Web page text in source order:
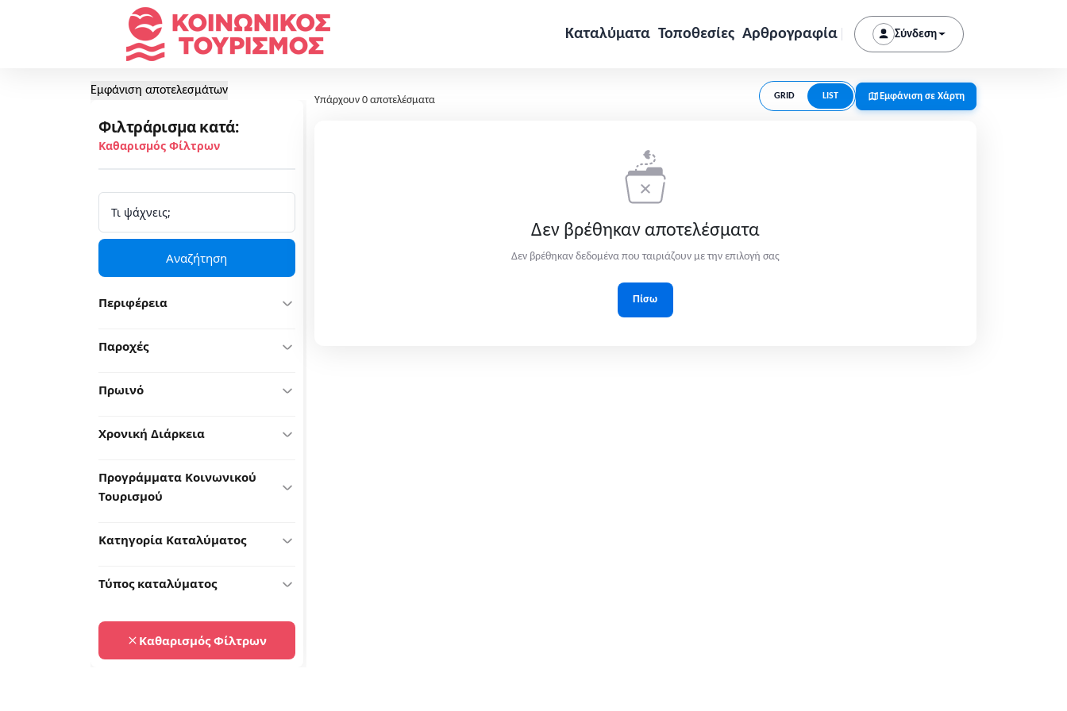
Καταλύματα Τοποθεσίες Αρθρογραφία Σύνδεση
Εμφάνιση αποτελεσμάτων
Φιλτράρισμα κατά:
Καθαρισμός Φίλτρων
Αναζήτηση
Περιφέρεια
Παροχές
Πρωινό
Χρονική Διάρκεια
Προγράμματα Κοινωνικού
Τουρισμού
Κατηγορία Καταλύματος
Τύπος καταλύματος
Καθαρισμός Φίλτρων
Υπάρχουν 0 αποτελέσματα GRID LIST Εμφάνιση σε Χάρτη
Δεν βρέθηκαν αποτελέσματα
Δεν βρέθηκαν δεδομένα που ταιριάζουν με την επιλογή σας
Πίσω